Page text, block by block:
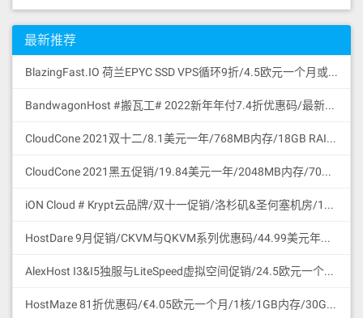
最新推荐
BlazingFast.IO 荷兰EPYC SSD VPS循环9折/4.5欧元一个月或43.2欧元一年/1核/1GB/30GB SSD NVMe GEN4/无限流量100Mbps/DDoS保护/KVM/荷兰
BandwagonHost #搬瓦工# 2022新年年付7.4折优惠码/最新可访问官网地址更新/促销特价商品合集/支持微信与支付宝付款
CloudCone 2021双十二/8.1美元一年/768MB内存/18GB RAID10 HDD硬盘/2TB流量/1Gbps/KVM/洛杉矶/中国路由优化/支持支付宝付款
CloudCone 2021黑五促销/19.84美元一年/2048MB内存/70GB RAID10 HDD硬盘/4TB流量/1Gbps/KVM/洛杉矶/中国路由优化/支持支付宝付款
iON Cloud # Krypt云品牌/双十一促销/洛杉矶&圣何塞机房/11.11美元一个月或111.1美元一年/2核/2GB/60GB SSD/3TB流量/1Gbps端口/圣何塞/支持支付宝微信
HostDare 9月促销/CKVM与QKVM系列优惠码/44.99美元年付/756MB内存/35GB HDD/600GB流量/50Mbps/KVM/Cera线路CN2GIA与联通移动直连/支持支付宝微信支付
AlexHost I3&I5独服与LiteSpeed虚拟空间促销/24.5欧元一个月/Intel I3 CPU/4G DDR3/1TB SATA HDD/无限流量/共享1Gbps/DDoS保护/摩尔多瓦/无版权
HostMaze 81折优惠码/€4.05欧元一个月/1核/1GB内存/30GB SSD硬盘/1Gbps/无限流量/KVM/罗马尼亚/无版权